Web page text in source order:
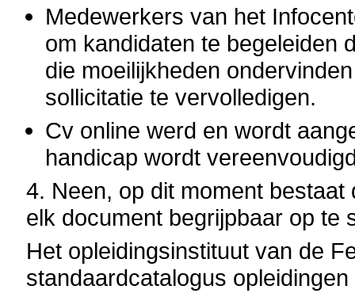
Medewerkers van het
om kandidaten te begeleiden
die moeilijkheden
sollicitatie te vervolledigen.
Cv online werd en wordt
handicap wordt
4. Neen, op dit moment
elk document begrijpbaar op te
Het opleidingsinstituut van de
standaardcatalogus